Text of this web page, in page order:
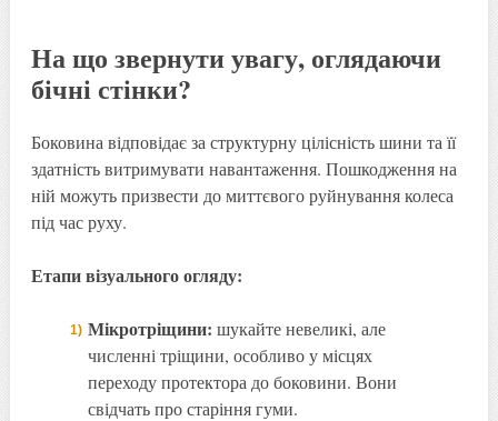
На що звернути увагу, оглядаючи
бічні стінки?
Боковина відповідає за структурну цілісність шини та її
здатність витримувати навантаження. Пошкодження на
ній можуть призвести до миттєвого руйнування колеса
під час руху.
Етапи візуального огляду:
Мікротріщини: шукайте невеликі, але
численні тріщини, особливо у місцях
переходу протектора до боковини. Вони
свідчать про старіння гуми.